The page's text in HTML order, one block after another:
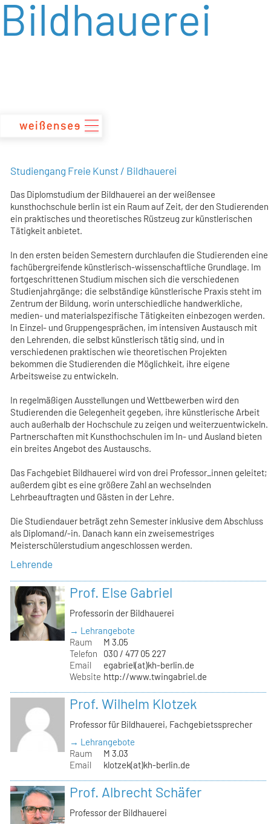
zum
Inhalt
Bildhauerei
Studiengang Freie Kunst / Bildhauerei
Das Diplomstudium der Bildhauerei an der weißensee
kunsthochschule berlin ist ein Raum auf Zeit, der den Studierenden
ein praktisches und theoretisches Rüstzeug zur künstlerischen
Tätigkeit anbietet.
In den ersten beiden Semestern durchlaufen die Studierenden eine
fachübergreifende künstlerisch-wissenschaftliche Grundlage. Im
fortgeschrittenen Studium mischen sich die verschiedenen
Studienjahrgänge; die selbständige künstlerische Praxis steht im
Zentrum der Bildung, worin unterschiedliche handwerkliche,
medien- und materialspezifische Tätigkeiten einbezogen werden.
In Einzel- und Gruppengesprächen, im intensiven Austausch mit
den Lehrenden, die selbst künstlerisch tätig sind, und in
verschiedenen praktischen wie theoretischen Projekten
bekommen die Studierenden die Möglichkeit, ihre eigene
Arbeitsweise zu entwickeln.
In regelmäßigen Ausstellungen und Wettbewerben wird den
Studierenden die Gelegenheit gegeben, ihre künstlerische Arbeit
auch außerhalb der Hochschule zu zeigen und weiterzuentwickeln.
Partnerschaften mit Kunsthochschulen im In- und Ausland bieten
ein breites Angebot des Austauschs.
Das Fachgebiet Bildhauerei wird von drei Professor_innen geleitet;
außerdem gibt es eine größere Zahl an wechselnden
Lehrbeauftragten und Gästen in der Lehre.
Die Studiendauer beträgt zehn Semester inklusive dem Abschluss
als Diplomand/-in. Danach kann ein zweisemestriges
Meisterschülerstudium angeschlossen werden.
Lehrende
Prof. Else Gabriel
Professorin der Bildhauerei
→ Lehrangebote
Raum
M 3.05
Telefon
030 / 477 05 227
Email
egabriel(at)kh-berlin.de
Website http://www.twingabriel.de
Prof. Wilhelm Klotzek
Professor für Bildhauerei, Fachgebietssprecher
→ Lehrangebote
Raum
M 3.03
Email
klotzek(at)kh-berlin.de
Prof. Albrecht Schäfer
Professor der Bildhauerei